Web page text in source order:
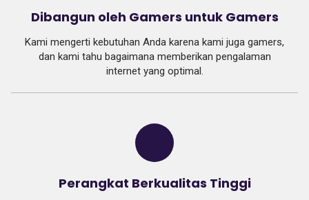
Dibangun oleh Gamers untuk Gamers
Kami mengerti kebutuhan Anda karena kami juga gamers,
dan kami tahu bagaimana memberikan pengalaman
internet yang optimal.
Perangkat Berkualitas Tinggi